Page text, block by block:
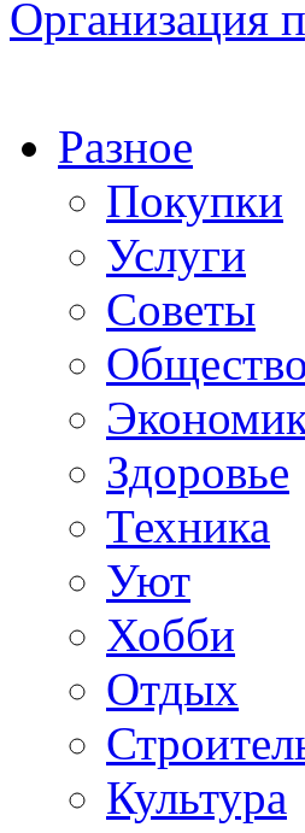
Организация
Разное
Покупки
Услуги
Советы
Общество
Здоровье
Техника
Уют
Хобби
Отдых
Культура